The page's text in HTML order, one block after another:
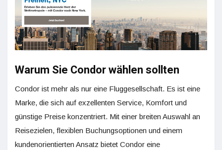
Warum Sie Condor wählen sollten
Condor ist mehr als nur eine Fluggesellschaft. Es ist eine
Marke, die sich auf exzellenten Service, Komfort und
günstige Preise konzentriert. Mit einer breiten Auswahl an
Reisezielen, flexiblen Buchungsoptionen und einem
kundenorientierten Ansatz bietet Condor eine